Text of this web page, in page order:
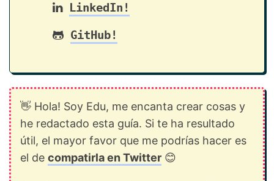
LinkedIn!
GitHub!
👋 Hola! Soy Edu, me encanta crear cosas y
he redactado esta guía. Si te ha resultado
útil, el mayor favor que me podrías hacer es
el de compatirla en Twitter 😊